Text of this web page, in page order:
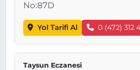
No:87D
Yol Tarifi Al 0 (472) 312
Taysun Eczanesi